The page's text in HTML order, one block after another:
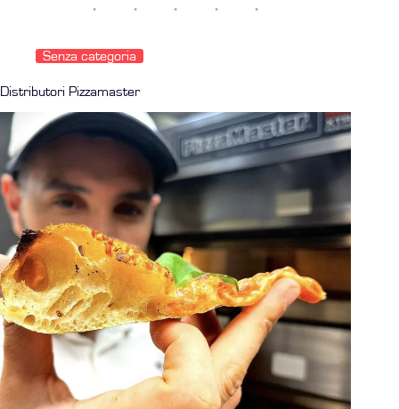
Senza categoria
Distributori Pizzamaster